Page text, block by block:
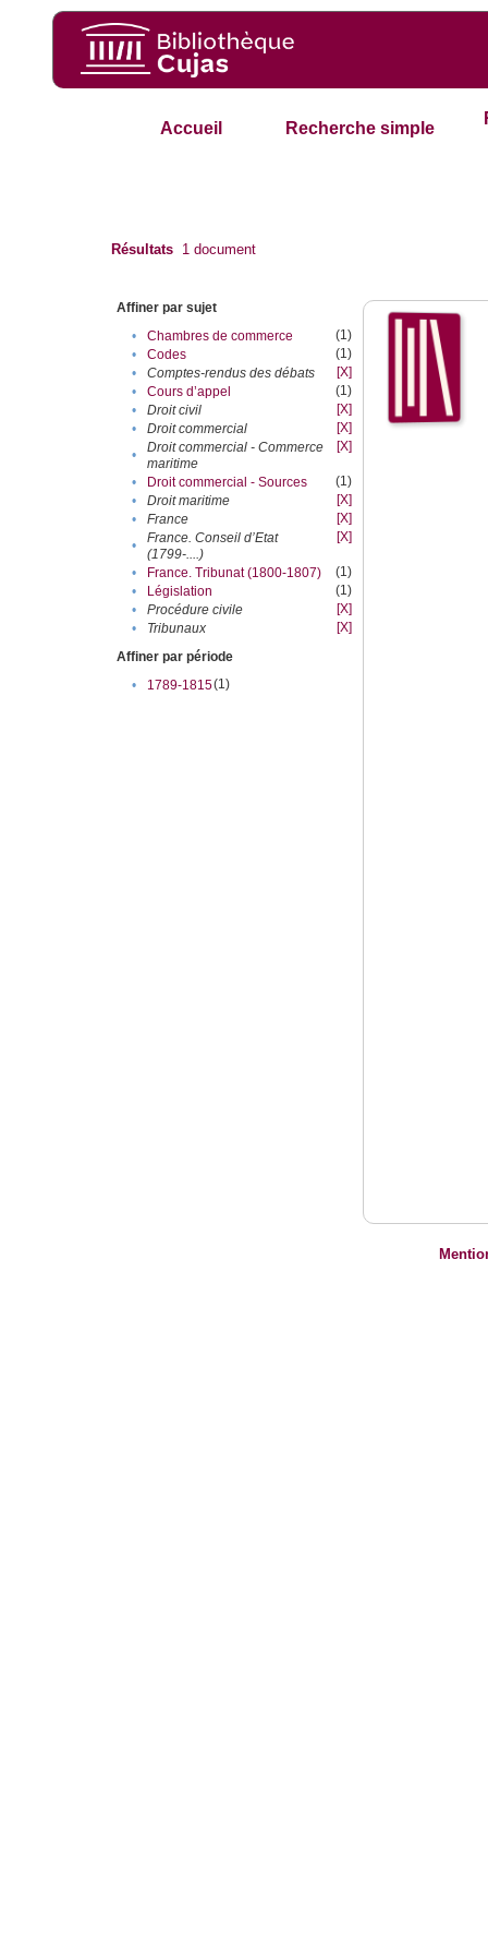
Accueil Recherche simple
Résultats 1 document
Affiner par sujet
•
Chambres de commerce
(1)
•
Codes
(1)
•
Comptes-rendus des débats
[X]
•
Cours d’appel
(1)
•
Droit civil
[X]
•
Droit commercial
[X]
•
Droit commercial - Commerce
maritime
[X]
• Droit commercial - Sources
(1)
•
Droit maritime
[X]
•
France
[X]
•
France. Conseil d’Etat
(1799-....)
[X]
• France. Tribunat (1800-1807)
(1)
•
Législation
(1)
•
Procédure civile
[X]
•
Tribunaux
[X]
Affiner par période
•
1789-1815(1)